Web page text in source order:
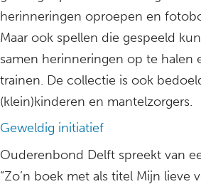
herinneringen oproepen en
Maar ook spellen die gespeeld
samen herinneringen op te halen
trainen. De collectie is ook
(klein)kinderen en mantelzorgers.
Geweldig initiatief
Ouderenbond Delft spreekt van
“Zo’n boek met als titel Mijn lieve